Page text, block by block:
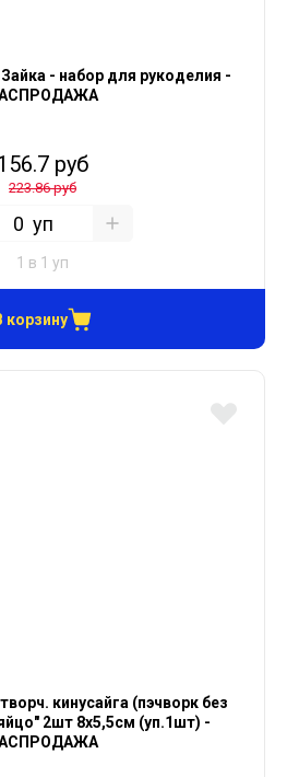
- набор для рукоделия -
руб
223.86 руб
уп
1 в 1 уп
корзину
кинусайга (пэчворк без
2шт 8х5,5см (уп.1шт) -